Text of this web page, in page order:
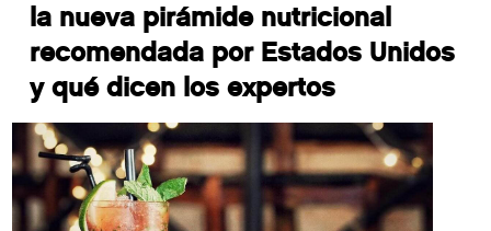
la nueva pirámide nutricional
recomendada por Estados Unidos
y qué dicen los expertos